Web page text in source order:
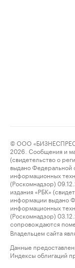
© ООО
2026. Сообщения и
(свидетельство о
выдано Федеральной
информационных
(Роскомнадзор)
издания «РБК»
информации выдано
информационных
(Роскомнадзор)
сопровождаются
Владельцем сайта
Данные
Индексы облигаций